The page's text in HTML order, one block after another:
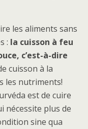
les aliments sans
: la cuisson à feu
c’est-à-dire
cuisson à la
les nutriments!
est de cuire
nécessite plus de
sine qua